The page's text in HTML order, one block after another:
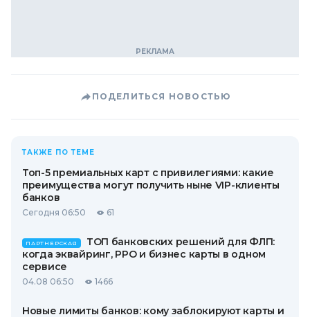
ПОДЕЛИТЬСЯ НОВОСТЬЮ
ТАКЖЕ ПО ТЕМЕ
Топ-5 премиальных карт с привилегиями: какие
преимущества могут получить ныне VIP-клиенты
банков
Сегодня 06:50 61
ПАРТНЕРСКАЯ
ТОП банковских решений для ФЛП:
когда эквайринг, РРО и бизнес карты в одном
сервисе
04.08 06:50 1466
Новые лимиты банков: кому заблокируют карты и